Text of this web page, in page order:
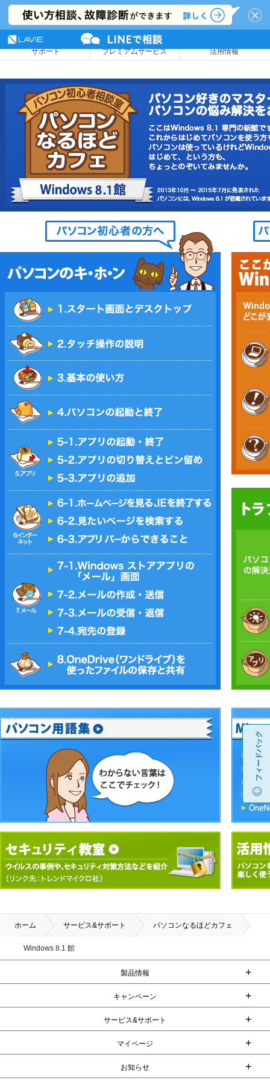
NEC LAVIE公式サイト
サポート プレミアムサービス 活用情報
ホーム サービス&サポート パソコンなるほどカフェ
Windows 8.1 館
製品情報 +
キャンペーン +
サービス&サポート +
マイページ +
お知らせ +
フィードバック